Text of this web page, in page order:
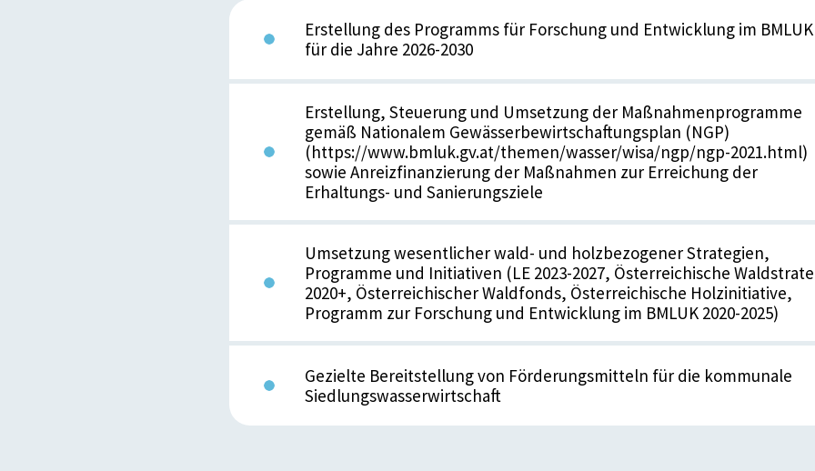
Erstellung des Programms für Forschung und Entwicklung im BMLUK
für die Jahre 2026-2030
Erstellung, Steuerung und Umsetzung der Maßnahmenprogramme
gemäß Nationalem Gewässerbewirtschaftungsplan (NGP)
(https://www.bmluk.gv.at/themen/wasser/wisa/ngp/ngp-2021.html)
sowie Anreizfinanzierung der Maßnahmen zur Erreichung der
Erhaltungs- und Sanierungsziele
Umsetzung wesentlicher wald- und holzbezogener Strategien,
Programme und Initiativen (LE 2023-2027, Österreichische
2020+, Österreichischer Waldfonds, Österreichische Holzinitiative,
Programm zur Forschung und Entwicklung im BMLUK 2020-2025)
Gezielte Bereitstellung von Förderungsmitteln für die kommunale
Siedlungswasserwirtschaft